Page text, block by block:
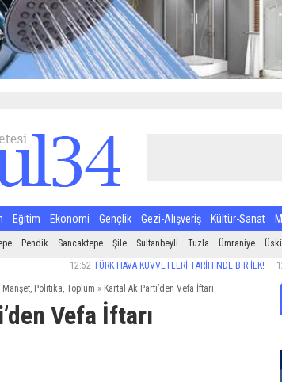
Eğitim Ekonomi Gençlik Gezi-Alışveriş Kültür-Sanat
Pendik Sancaktepe Şile Sultanbeyli Tuzla Ümraniye
TÜRK HAVA KUVVETLERİ TARİHİNDE BİR İLK! 12:41
Manşet, Politika, Toplum » Kartal Ak Parti’den Vefa İftarı
Vefa İftarı